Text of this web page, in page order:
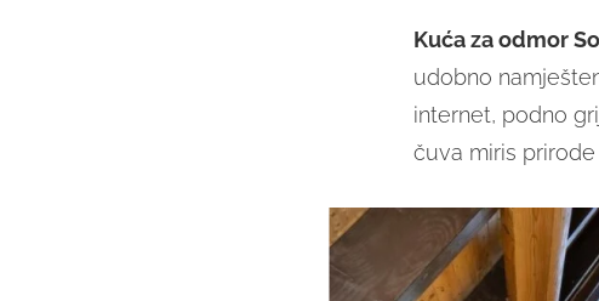
Kuća za odmor
udobno
internet, podno
čuva miris